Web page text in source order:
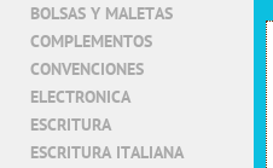
BOLSAS Y MALETAS
COMPLEMENTOS
CONVENCIONES
ELECTRONICA
ESCRITURA
ESCRITURA ITALIANA